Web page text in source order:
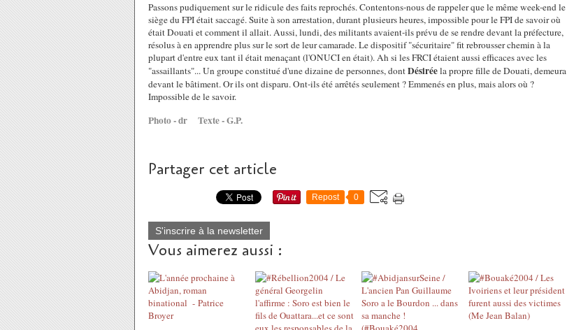
Passons pudiquement sur le ridicule des faits reprochés. Contentons-nous de rappeler que le même week-end le
siège du FPI était saccagé. Suite à son arrestation, durant plusieurs heures, impossible pour le FPI de savoir où
était Douati et comment il allait. Aussi, lundi, des militants avaient-ils prévu de se rendre devant la préfecture,
résolus à en apprendre plus sur le sort de leur camarade. Le dispositif "sécuritaire" fit rebrousser chemin à la
plupart d'entre eux tant il était menaçant (l'ONUCI en était). Ah si les FRCI étaient aussi efficaces avec les
"assaillants"... Un groupe constitué d'une dizaine de personnes, dontDésiréela propre fille de Douati, demeura
devant le bâtiment. Or ils ont disparu. Ont-ils été arrêtés seulement ? Emmenés en plus, mais alors où ?
Impossible de le savoir.
Photo - dr Texte - G.P.
Partager cet article
Repost 0
S'inscrire à la newsletter
Vous aimerez aussi :